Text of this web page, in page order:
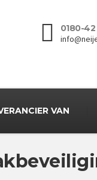
0180-
VAN